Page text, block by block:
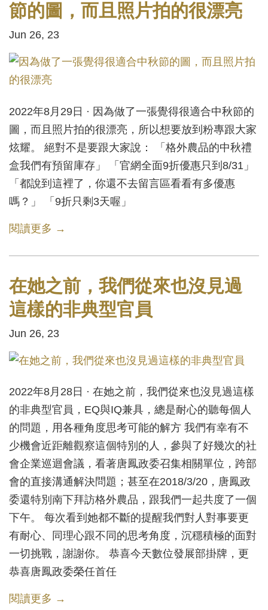
節的圖，而且照片拍的很漂亮
Jun 26, 23
2022年8月29日 · 因為做了一張覺得很適合中秋節的
圖，而且照片拍的很漂亮，所以想要放到粉專跟大家
炫耀。 絕對不是要跟大家說： 「格外農品的中秋禮
盒我們有預留庫存」 「官網全面9折優惠只到8/31」
「都說到這裡了，你還不去留言區看看有多優惠
嗎？」 「9折只剩3天喔」
閱讀更多 →
在她之前，我們從來也沒見過
這樣的非典型官員
Jun 26, 23
2022年8月28日 · 在她之前，我們從來也沒見過這樣
的非典型官員，EQ與IQ兼具，總是耐心的聽每個人
的問題，用各種角度思考可能的解方 我們有幸有不
少機會近距離觀察這個特別的人，參與了好幾次的社
會企業巡迴會議，看著唐鳳政委召集相關單位，跨部
會的直接溝通解決問題；甚至在2018/3/20，唐鳳政
委還特別南下拜訪格外農品，跟我們一起共度了一個
下午。 每次看到她都不斷的提醒我們對人對事要更
有耐心、同理心跟不同的思考角度，沉穩積極的面對
一切挑戰，謝謝你。 恭喜今天數位發展部掛牌，更
恭喜唐鳳政委榮任首任
閱讀更多 →